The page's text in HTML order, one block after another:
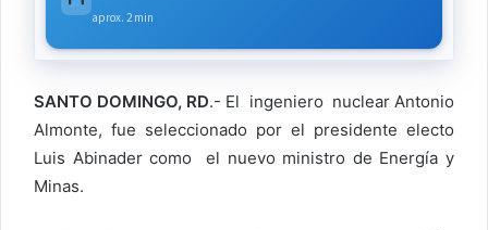
aprox. 2 min
SANTO DOMINGO, RD.- El ingeniero nuclear Antonio
Almonte, fue seleccionado por el presidente electo
Luis Abinader como el nuevo ministro de Energía y
Minas.